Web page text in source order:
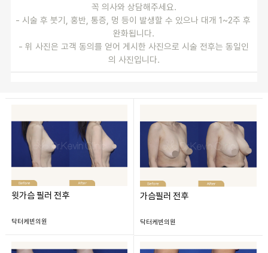
꼭 의사와 상담해주세요.
- 시술 후 붓기, 홍반, 통증, 멍 등이 발생할 수 있으나 대개 1~2주 후
완화됩니다.
- 위 사진은 고객 동의를 얻어 게시한 사진으로 시술 전후는 동일인
의 사진입니다.
윗가슴 필러 전후
닥터케빈의원
가슴필러 전후
닥터케빈의원